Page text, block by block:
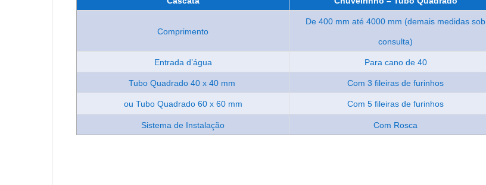
Comprimento
De 400 mm até 4000 mm (demais medidas sob
consulta)
Entrada d’água Para cano de 40
Tubo Quadrado 40 x 40 mm Com 3 fileiras de furinhos
ou Tubo Quadrado 60 x 60 mm Com 5 fileiras de furinhos
Sistema de Instalação Com Rosca